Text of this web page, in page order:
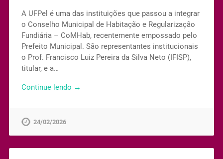
A UFPel é uma das instituições que passou a integrar
o Conselho Municipal de Habitação e Regularização
Fundiária – CoMHab, recentemente empossado pelo
Prefeito Municipal. São representantes institucionais
o Prof. Francisco Luiz Pereira da Silva Neto (IFISP),
titular, e a…
Continue lendo →
24/02/2026